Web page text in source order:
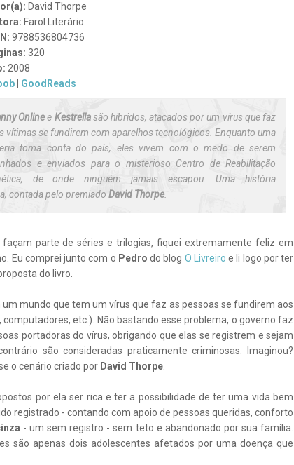
David Thorpe
Farol Literário
9788536804736
320
2008
GoodReads
Onlinee Kestrellasão híbridos, atacados por um vírus que faz
vítimas se fundirem com aparelhos tecnológicos. Enquanto uma
toma conta do país, eles vivem com o medo de serem
e enviados para o misterioso Centro de Reabilitação
, de onde ninguém jamais escapou. Uma história
contada pelo premiado David Thorpe
parte de séries e trilogias, fiquei extremamente feliz em
Eu comprei junto com o Pedrodo blog O Livreiro e li logo por ter
do livro.
mundo que tem um vírus que faz as pessoas se fundirem aos
etc.). Não bastando esse problema, o governo faz
portadoras do vírus, obrigando que elas se registrem e sejam
são consideradas praticamente criminosas. Imaginou?
o cenário criado por David Thorpe
por ela ser rica e ter a possibilidade de ter uma vida bem
registrado - contando com apoio de pessoas queridas, conforto
- um sem registro - sem teto e abandonado por sua família.
são apenas dois adolescentes afetados por uma doença que